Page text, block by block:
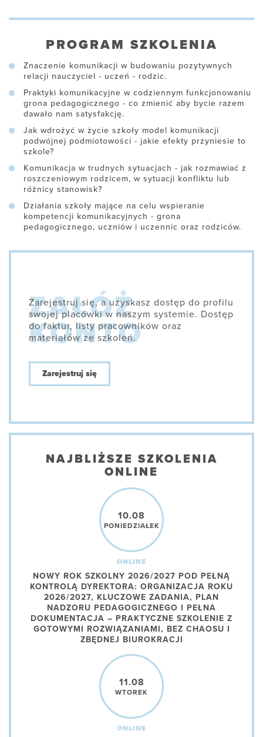
PROGRAM SZKOLENIA
Znaczenie komunikacji w budowaniu pozytywnych
relacji nauczyciel - uczeń - rodzic.
Praktyki komunikacyjne w codziennym funkcjonowaniu
grona pedagogicznego - co zmienić aby bycie razem
dawało nam satysfakcję.
Jak wdrożyć w życie szkoły model komunikacji
podwójnej podmiotowości - jakie efekty przyniesie to
szkole?
Komunikacja w trudnych sytuacjach - jak rozmawiać z
roszczeniowym rodzicem, w sytuacji konfliktu lub
różnicy stanowisk?
Działania szkoły mające na celu wspieranie
kompetencji komunikacyjnych - grona
pedagogicznego, uczniów i uczennic oraz rodziców.
Zarejestruj się, a uzyskasz dostęp do profilu
swojej placówki w naszym systemie. Dostęp
do faktur, listy pracowników oraz
materiałów ze szkoleń.
Zarejestruj się
NAJBLIŻSZE SZKOLENIA
ONLINE
10.08
PONIEDZIAŁEK
ONLINE
NOWY ROK SZKOLNY 2026/2027 POD PEŁNĄ
KONTROLĄ DYREKTORA: ORGANIZACJA ROKU
2026/2027, KLUCZOWE ZADANIA, PLAN
NADZORU PEDAGOGICZNEGO I PEŁNA
DOKUMENTACJA – PRAKTYCZNE SZKOLENIE Z
GOTOWYMI ROZWIĄZANIAMI, BEZ CHAOSU I
ZBĘDNEJ BIUROKRACJI
11.08
WTOREK
ONLINE